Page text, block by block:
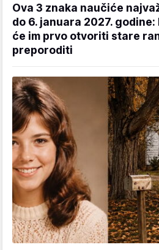
Ova 3 znaka naučiće
do 6. januara 2027.
će im prvo otvoriti stare
preporoditi